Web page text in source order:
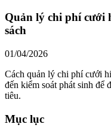
Quản lý chi phí cưới
sách
01/04/2026
Cách quản lý chi phí cưới
đến kiểm soát phát sinh để
tiêu.
Mục lục